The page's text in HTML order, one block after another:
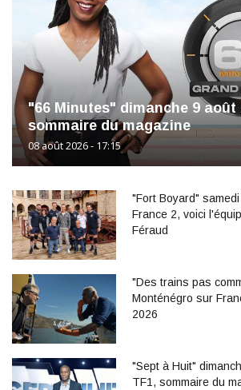
"66 Minutes" dimanche 9 août
sommaire du magazine
08 août 2026 - 17:15
"Fort Boyard"
France 2, voici
Féraud
"Des trains pas
Monténégro sur
2026
"Sept à Huit"
TF1, sommaire du